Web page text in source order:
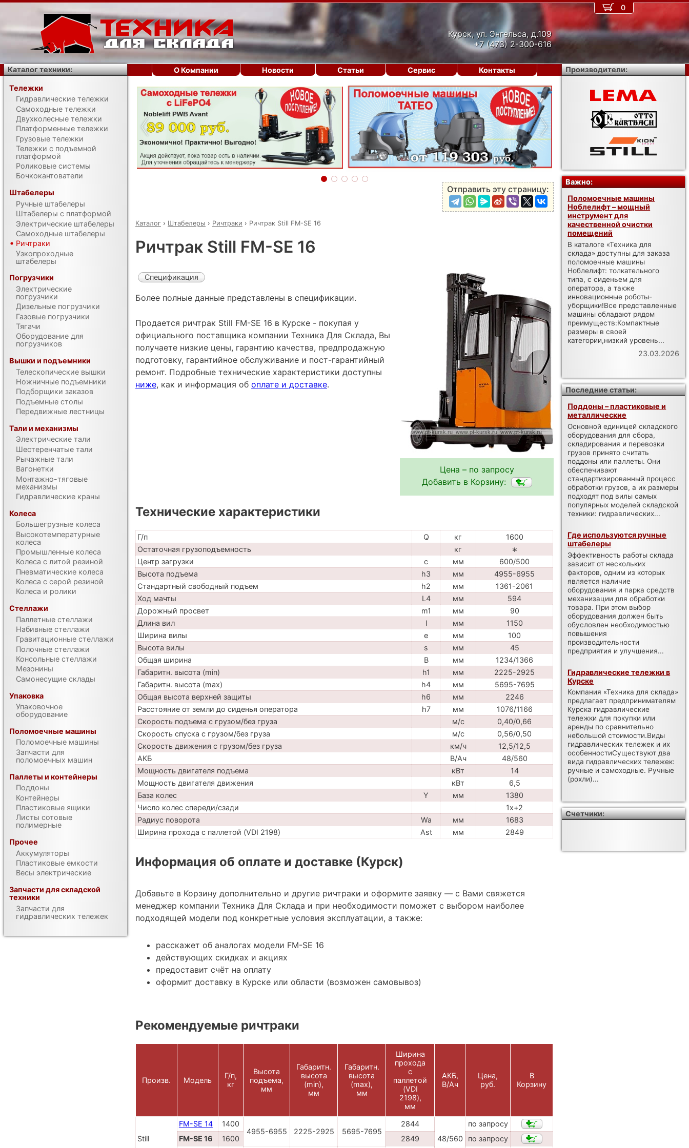
Курск, ул. Энгельса, д.109
+7 (473) 2-300-616
‹ ›
Отправить эту страницу:
Каталог › Штабелеры › Ричтраки › Ричтрак Still FM-SE 16
Ричтрак Still FM-SE 16
Цена – по запросу
Добавить в Корзину:
Спецификация
Более полные данные представлены в спецификации.
Продается ричтрак Still FM-SE 16 в Курске - покупая у
официального поставщика компании Техника Для Склада, Вы
получаете низкие цены, гарантию качества, предпродажную
подготовку, гарантийное обслуживание и пост-гарантийный
ремонт. Подробные технические характеристики доступны
ниже, как и информация об оплате и доставке.
Технические характеристики
Г/п Q кг
1600
Остаточная грузоподъемность
кг
∗
Центр загрузки
c мм
600/500
Высота подъема
h3 мм
4955-6955
Стандартный свободный подъем
h2 мм
1361-2061
Ход мачты
L4 мм
594
Дорожный просвет
m1 мм
90
Длина вил
l мм
1150
Ширина вилы
e мм
100
Высота вилы
s мм
45
Общая ширина
B мм
1234/1366
Габаритн. высота (min)
h1 мм
2225-2925
Габаритн. высота (max)
h4 мм
5695-7695
Общая высота верхней защиты
h6 мм
2246
Расстояние от земли до сиденья оператора
h7 мм
1076/1166
Скорость подъема с грузом/без груза
м/с
0,40/0,66
Скорость спуска с грузом/без груза
м/с
0,56/0,50
Скорость движения с грузом/без груза
км/ч
12,5/12,5
АКБ
В/Ач
48/560
Мощность двигателя подъема
кВт
14
Мощность двигателя движения
кВт
6,5
База колес
Y мм
1380
Число колес спереди/сзади
1x+2
Радиус поворота
Wa мм
1683
Ширина прохода с паллетой (VDI 2198)
Ast мм 2849
Информация об оплате и доставке (Курск)
Добавьте в Корзину дополнительно и другие ричтраки и оформите заявку — с Вами свяжется
менеджер компании Техника Для Склада и при необходимости поможет с выбором наиболее
подходящей модели под конкретные условия эксплуатации, а также:
расскажет об аналогах модели FM-SE 16
действующих скидках и акциях
предоставит счёт на оплату
оформит доставку в Курске или области (возможен самовывоз)
Рекомендуемые ричтраки
Произв. Модель
Г/п,
кг
Высота
подъема,
мм
Габаритн.
высота
(min),
мм
Габаритн.
высота
(max),
мм
Ширина
прохода
с
паллетой
(VDI
2198),
мм
АКБ,
В/Ач
Цена,
руб.
В
Корзину
Still
FM-SE 14
1400
4955-6955
2225-2925 5695-7695
2844
48/560
по запросу
FM-SE 16
1600 2849 по запросу
0
О Компании Новости Статьи Сервис Контакты
Каталог техники:
Тележки
Гидравлические тележки
Самоходные тележки
Двухколесные тележки
Платформенные тележки
Грузовые тележки
Тележки с подъемной
платформой
Роликовые системы
Бочкокантователи
Штабелеры
Ручные штабелеры
Штабелеры с платформой
Электрические штабелеры
Самоходные штабелеры
Ричтраки
Узкопроходные
штабелеры
Погрузчики
Электрические
погрузчики
Дизельные погрузчики
Газовые погрузчики
Тягачи
Оборудование для
погрузчиков
Вышки и подъемники
Телескопические вышки
Ножничные подъемники
Подборщики заказов
Подъемные столы
Передвижные лестницы
Тали и механизмы
Электрические тали
Шестеренчатые тали
Рычажные тали
Вагонетки
Монтажно-тяговые
механизмы
Гидравлические краны
Колеса
Большегрузные колеса
Высокотемпературные
колеса
Промышленные колеса
Колеса с литой резиной
Пневматические колеса
Колеса с серой резиной
Колеса и ролики
Стеллажи
Паллетные стеллажи
Набивные стеллажи
Гравитационные стеллажи
Полочные стеллажи
Консольные стеллажи
Мезонины
Самонесущие склады
Упаковка
Упаковочное
оборудование
Поломоечные машины
Поломоечные машины
Запчасти для
поломоечных машин
Паллеты и контейнеры
Поддоны
Контейнеры
Пластиковые ящики
Листы сотовые
полимерные
Прочее
Аккумуляторы
Пластиковые емкости
Весы электрические
Запчасти для складской
техники
Запчасти для
гидравлических тележек
Производители:
Важно:
Поломоечные машины
Ноблелифт – мощный
инструмент для
качественной очистки
помещений
В каталоге «Техника для
склада» доступны для заказа
поломоечные машины
Ноблелифт: толкательного
типа, с сиденьем для
оператора, а также
инновационные роботы-
уборщики!Все представленные
машины обладают рядом
преимуществ:Компактные
размеры в своей
категории,низкий уровень...
23.03.2026
Последние статьи:
Поддоны – пластиковые и
металлические
Основной единицей складского
оборудования для сбора,
складирования и перевозки
грузов принято считать
поддоны или паллеты. Они
обеспечивают
стандартизированный процесс
обработки грузов, а их размеры
подходят под вилы самых
популярных моделей складской
техники: гидравлических...
Где используются ручные
штабелеры
Эффективность работы склада
зависит от нескольких
факторов, одним из которых
является наличие
оборудования и парка средств
механизации для обработки
товара. При этом выбор
оборудования должен быть
обусловлен необходимостью
повышения
производительности
предприятия и улучшения...
Гидравлические тележки в
Курске
Компания «Техника для склада»
предлагает предпринимателям
Курска гидравлические
тележки для покупки или
аренды по сравнительно
небольшой стоимости.Виды
гидравлических тележек и их
особенностиСуществуют два
вида гидравлических тележек:
ручные и самоходные. Ручные
(рохли)...
Счетчики: